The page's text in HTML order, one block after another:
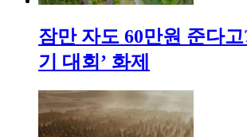
잠만 자도 60만원 준다
기 대회’ 화제